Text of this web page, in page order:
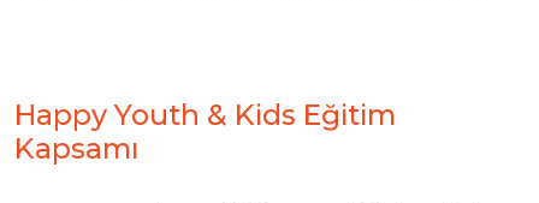
Happy Youth & Kids Eğitim
Kapsamı